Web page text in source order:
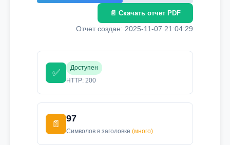
📄 Скачать отчет PDF
Отчет создан: 2025-11-07 21:04:29
✅
Доступен
HTTP: 200
📄
97
Символов в заголовке (много)